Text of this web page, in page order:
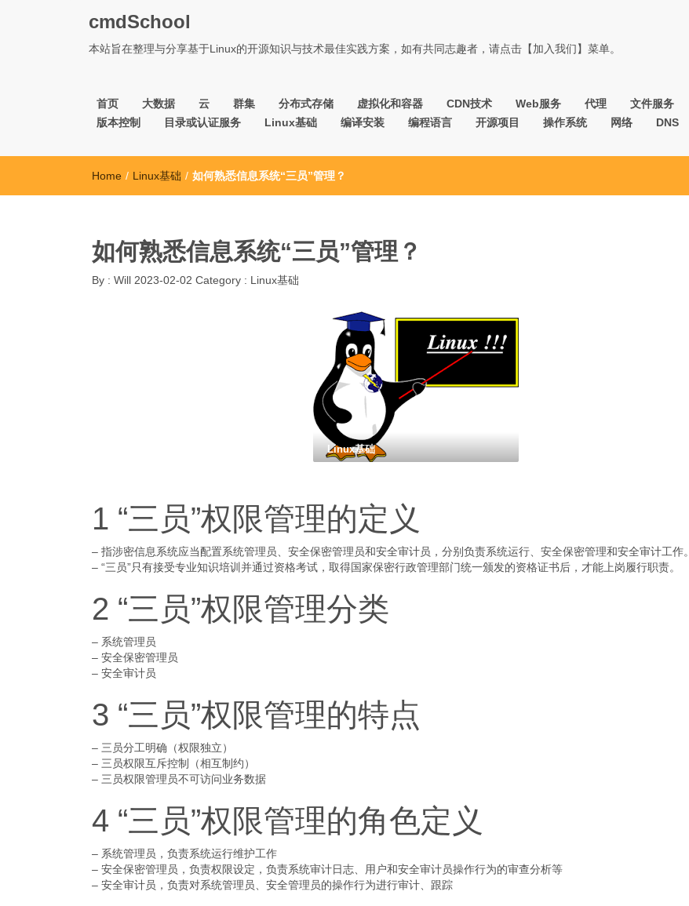
cmdSchool
本站旨在整理与分享基于Linux的开源知识与技术最佳实践方案，如有共同志趣者，请点击【加入我们】菜单。
首页 大数据 云 群集 分布式存储 虚拟化和容器 CDN技术 Web服务 代理 文件服务
版本控制
目录或认证服务 Linux基础 编译安装 编程语言 开源项目 操作系统 网络 DNS
Home / Linux基础 / 如何熟悉信息系统“三员”管理？
如何熟悉信息系统“三员”管理？
By : Will 2023-02-02 Category : Linux基础
Linux基础
1 “三员”权限管理的定义
– 指涉密信息系统应当配置系统管理员、安全保密管理员和安全审计员，分别负责系统运行、安全保密管理和安全审计工作。
– “三员”只有接受专业知识培训并通过资格考试，取得国家保密行政管理部门统一颁发的资格证书后，才能上岗履行职责。
2 “三员”权限管理分类
– 系统管理员
– 安全保密管理员
– 安全审计员
3 “三员”权限管理的特点
– 三员分工明确（权限独立）
– 三员权限互斥控制（相互制约）
– 三员权限管理员不可访问业务数据
4 “三员”权限管理的角色定义
– 系统管理员，负责系统运行维护工作
– 安全保密管理员，负责权限设定，负责系统审计日志、用户和安全审计员操作行为的审查分析等
– 安全审计员，负责对系统管理员、安全管理员的操作行为进行审计、跟踪